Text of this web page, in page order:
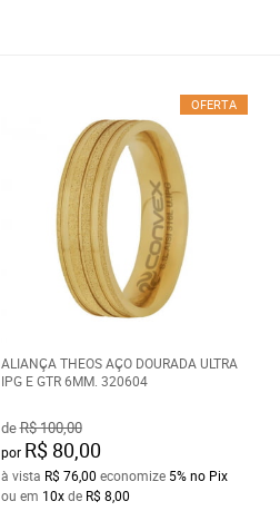
OFERTA
ALIANÇA THEOS AÇO DOURADA ULTRA
IPG E GTR 6MM. 320604
deR$ 100,00
por R$ 80,00
à vista R$ 76,00 economize 5% no Pix
ou em 10xde R$ 8,00